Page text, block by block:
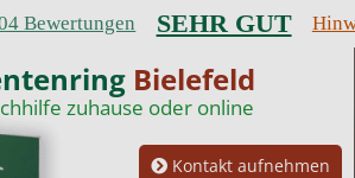
Bewertungen SEHR GUT
Bielefeld
zuhause oder online
Kontakt aufnehmen